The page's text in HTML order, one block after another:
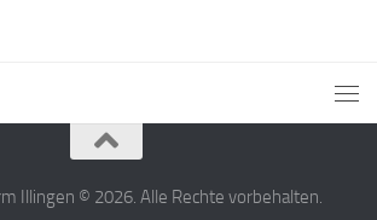
Illingen © 2026. Alle Rechte vorbehalten.